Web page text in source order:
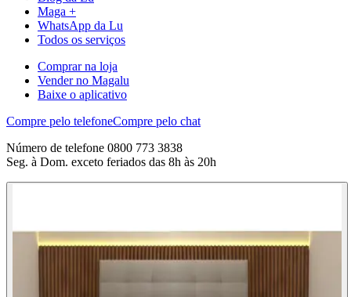
Maga +
WhatsApp da Lu
Todos os serviços
Comprar na loja
Vender no Magalu
Baixe o aplicativo
Compre pelo telefoneCompre pelo chat
Número de telefone 0800 773 3838
Seg. à Dom. exceto feriados das 8h às 20h